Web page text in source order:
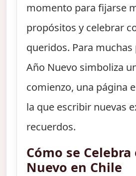
momento para fijarse
propósitos y celebrar
queridos. Para muchas
Año Nuevo simboliza
comienzo, una página
la que escribir nuevas
recuerdos.
Cómo se Celebra
Nuevo en Chile